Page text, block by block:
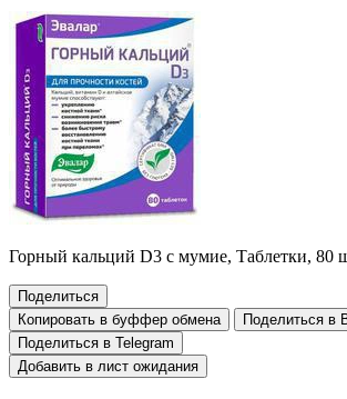
Горный кальций D3 с мумие, Таблетки, 80
Поделиться
Копировать в буффер обмена
Поделиться в
Поделиться в Telegram
Добавить в лист ожидания